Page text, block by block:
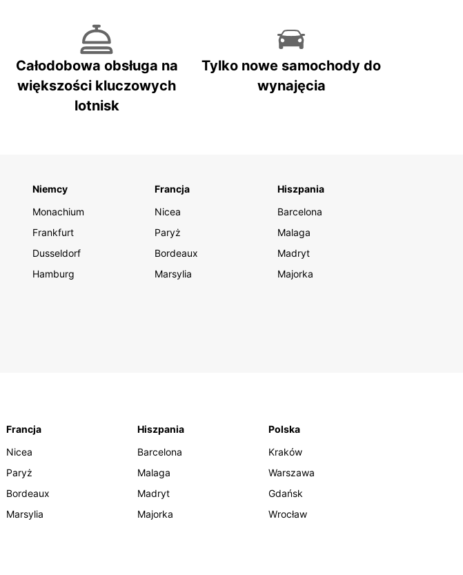
Całodobowa obsługa na
większości kluczowych
lotnisk
Tylko nowe samochody do
wynajęcia
Niemcy
Monachium
Frankfurt
Dusseldorf
Hamburg
Francja
Nicea
Paryż
Bordeaux
Marsylia
Hiszpania
Barcelona
Malaga
Madryt
Majorka
Francja
Nicea
Paryż
Bordeaux
Marsylia
Hiszpania
Barcelona
Malaga
Madryt
Majorka
Polska
Kraków
Warszawa
Gdańsk
Wrocław